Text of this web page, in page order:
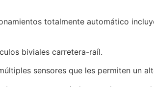
totalmente automático
biviales carretera-raíl.
sensores que les permiten un